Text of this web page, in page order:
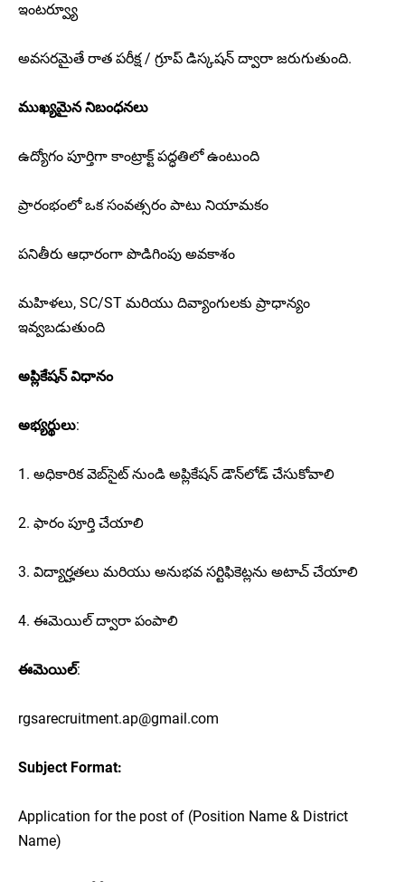
ఇంటర్వ్యూ
అవసరమైతే రాత పరీక్ష / గ్రూప్ డిస్కషన్ ద్వారా జరుగుతుంది.
ముఖ్యమైన నిబంధనలు
ఉద్యోగం పూర్తిగా కాంట్రాక్ట్ పద్ధతిలో ఉంటుంది
ప్రారంభంలో ఒక సంవత్సరం పాటు నియామకం
పనితీరు ఆధారంగా పొడిగింపు అవకాశం
మహిళలు, SC/ST మరియు దివ్యాంగులకు ప్రాధాన్యం
ఇవ్వబడుతుంది
అప్లికేషన్ విధానం
అభ్యర్థులు:
1. అధికారిక వెబ్‌సైట్ నుండి అప్లికేషన్ డౌన్‌లోడ్ చేసుకోవాలి
2. ఫారం పూర్తి చేయాలి
3. విద్యార్హతలు మరియు అనుభవ సర్టిఫికెట్లను అటాచ్ చేయాలి
4. ఈమెయిల్ ద్వారా పంపాలి
ఈమెయిల్:
rgsarecruitment.ap@gmail.com
Subject Format:
Application for the post of (Position Name & District
Name)